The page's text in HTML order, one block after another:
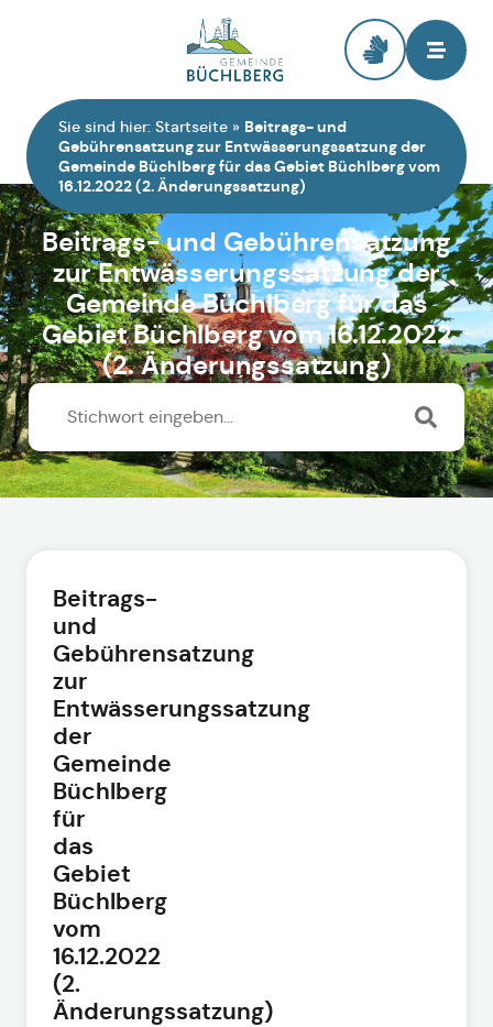
Sie sind hier: Startseite » Beitrags- und
Gebührensatzung zur Entwässerungssatzung der
Gemeinde Büchlberg für das Gebiet Büchlberg vom
16.12.2022 (2. Änderungssatzung)
Beitrags- und Gebührensatzung
zur Entwässerungssatzung der
Gemeinde Büchlberg für das
Gebiet Büchlberg vom 16.12.2022
(2. Änderungssatzung)
Beitrags-
und
Gebührensatzung
zur
Entwässerungssatzung
der
Gemeinde
Büchlberg
für
das
Gebiet
Büchlberg
vom
16.12.2022
(2.
Änderungssatzung)